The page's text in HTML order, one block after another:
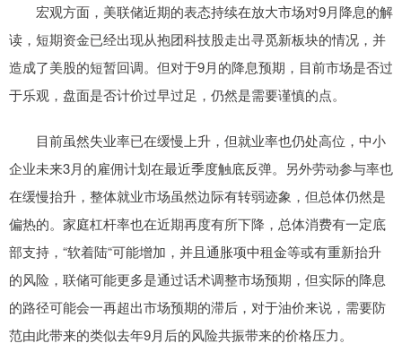
宏观方面，美联储近期的表态持续在放大市场对9月降息的解
读，短期资金已经出现从抱团科技股走出寻觅新板块的情况，并
造成了美股的短暂回调。但对于9月的降息预期，目前市场是否过
于乐观，盘面是否计价过早过足，仍然是需要谨慎的点。
目前虽然失业率已在缓慢上升，但就业率也仍处高位，中小
企业未来3月的雇佣计划在最近季度触底反弹。另外劳动参与率也
在缓慢抬升，整体就业市场虽然边际有转弱迹象，但总体仍然是
偏热的。家庭杠杆率也在近期再度有所下降，总体消费有一定底
部支持，“软着陆“可能增加，并且通胀项中租金等或有重新抬升
的风险，联储可能更多是通过话术调整市场预期，但实际的降息
的路径可能会一再超出市场预期的滞后，对于油价来说，需要防
范由此带来的类似去年9月后的风险共振带来的价格压力。